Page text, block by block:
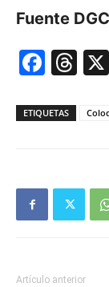
Fuente
ETIQUETAS
Artículo anterior